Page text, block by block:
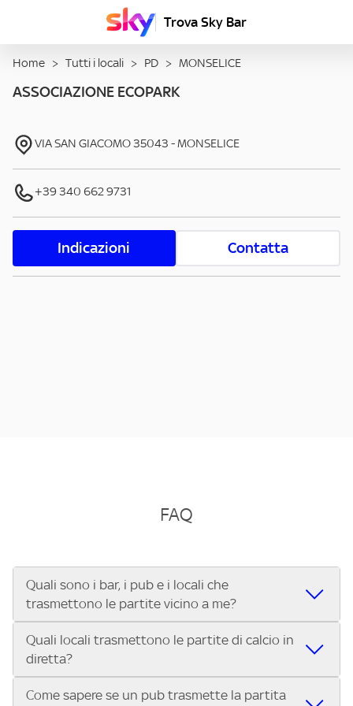
Trova Sky Bar
Home > Tutti i locali > PD > MONSELICE
ASSOCIAZIONE ECOPARK
VIA SAN GIACOMO35043 -MONSELICE
+39 340 662 9731
Indicazioni Contatta
FAQ
Quali sono i bar, i pub e i locali che
trasmettono le partite vicino a me?
Se cerchi un bar, pub, ristorante o locale vicino a te per
vedere le partite di Serie A ENILIVE, la Serie C Sky Wifi, la
UEFA Champions League, la UEFA Europa League, la UEFA
Conference League, il Tennis, la Formula 1®, la MotoGP™ e
Quali locali trasmettono le partite di calcio in
diretta?
Vuoi sapere quali bar, pub o ristoranti mostrano le partite
Come sapere se un pub trasmette la partita